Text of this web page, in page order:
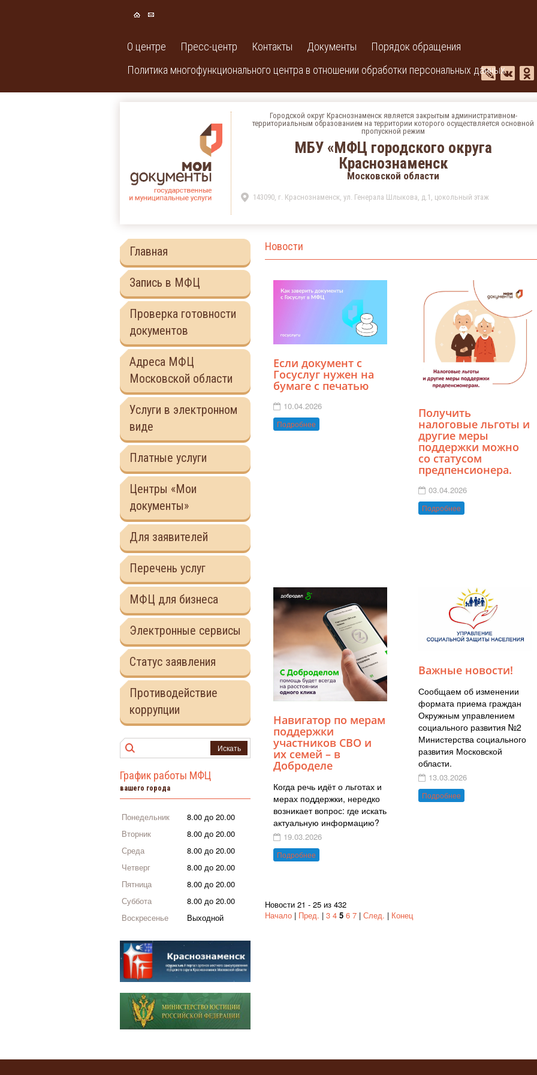
О центре Пресс-центр Контакты Документы
Порядок обращения
Политика многофункционального центра в отношении обработки персональных данных
Городской округ Краснознаменск является закрытым административном-
территориальным образованием на территории которого осуществляется основной
пропускной режим
МБУ «МФЦ городского округа
Краснознаменск
Московской области
143090, г. Краснознаменск, ул. Генерала Шлыкова, д.1, цокольный этаж
Главная
Запись в МФЦ
Проверка готовности
документов
Адреса МФЦ
Московской области
Услуги в электронном
виде
Платные услуги
Центры «Мои
документы»
Для заявителей
Перечень услуг
МФЦ для бизнеса
Электронные сервисы
Статус заявления
Противодействие
коррупции
Искать
График работы МФЦ
вашего города
Понедельник
8.00 до 20.00
Вторник
8.00 до 20.00
Среда
8.00 до 20.00
Четверг
8.00 до 20.00
Пятница
8.00 до 20.00
Суббота
8.00 до 20.00
Воскресенье
Выходной
Новости
Если документ с
Госуслуг нужен на
бумаге с печатью
10.04.2026
Подробнее
Получить
налоговые льготы и
другие меры
поддержки можно
со статусом
предпенсионера.
03.04.2026
Подробнее
Навигатор по мерам
поддержки
участников СВО и
их семей – в
Доброделе
Когда речь идёт о льготах и
мерах поддержки, нередко
возникает вопрос: где искать
актуальную информацию?
19.03.2026
Подробнее
Важные новости!
Сообщаем об изменении
формата приема граждан
Окружным управлением
социального развития №2
Министерства социального
развития Московской
области.
13.03.2026
Подробнее
Новости 21 - 25 из 432
Начало | Пред. | 3 4 5 6 7 | След. | Конец